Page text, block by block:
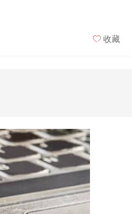
ꄀ 收藏